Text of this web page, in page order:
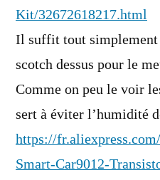
Kit/32672618217.html
Il suffit tout simplement
scotch dessus pour le
Comme on peu le voir
sert à éviter l’humidité
https://
Smart-Car9012-